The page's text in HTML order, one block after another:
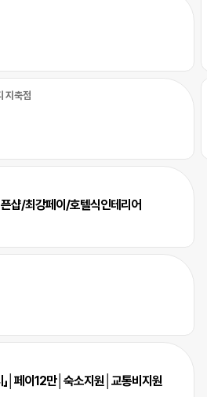
지축점
샵/최강페이/호텔식인테리어
」│페이12만│숙소지원│교통비지원